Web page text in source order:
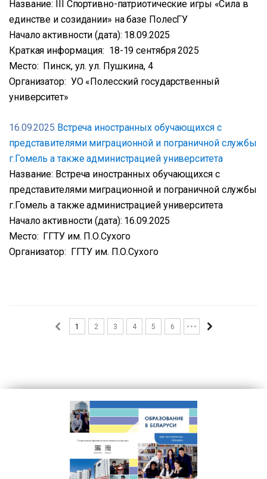
Название: III Спортивно-патриотические игры «Сила в
единстве и созидании» на базе ПолесГУ
Начало активности (дата): 18.09.2025
Краткая информация: 18-19 сентября 2025
Место: Пинск, ул. ул. Пушкина, 4
Организатор: УО «Полесский государственный
университет»
16.09.2025 Встреча иностранных обучающихся с
представителями миграционной и пограничной службы
г.Гомель а также администрацией университета
Название: Встреча иностранных обучающихся с
представителями миграционной и пограничной службы
г.Гомель а также администрацией университета
Начало активности (дата): 16.09.2025
Место: ГГТУ им. П.О.Сухого
Организатор: ГГТУ им. П.О.Сухого
1 2 3 4 5 6